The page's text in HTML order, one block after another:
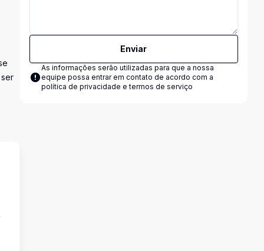
Enviar
As informações serão utilizadas para que a nossa
equipe possa entrar em contato de acordo com a
política de privacidade e termos de serviço